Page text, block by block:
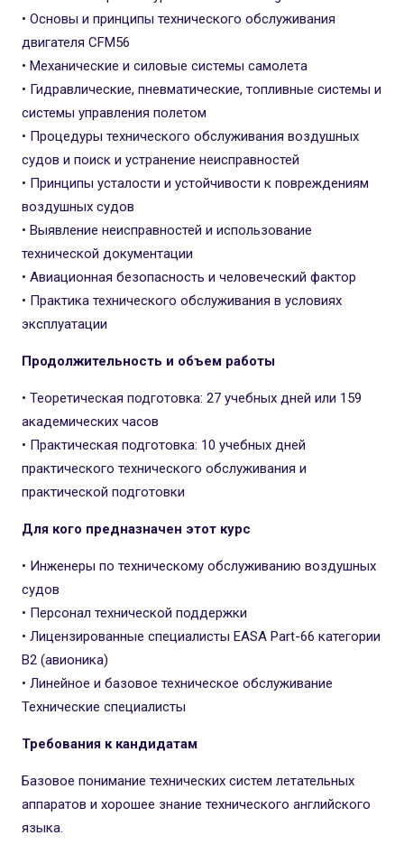
• Основы и принципы технического обслуживания
двигателя CFM56
• Механические и силовые системы самолета
• Гидравлические, пневматические, топливные системы и
системы управления полетом
• Процедуры технического обслуживания воздушных
судов и поиск и устранение неисправностей
• Принципы усталости и устойчивости к повреждениям
воздушных судов
• Выявление неисправностей и использование
технической документации
• Авиационная безопасность и человеческий фактор
• Практика технического обслуживания в условиях
эксплуатации
Продолжительность и объем работы
• Теоретическая подготовка: 27 учебных дней или 159
академических часов
• Практическая подготовка: 10 учебных дней
практического технического обслуживания и
практической подготовки
Для кого предназначен этот курс
• Инженеры по техническому обслуживанию воздушных
судов
• Персонал технической поддержки
• Лицензированные специалисты EASA Part-66 категории
B2 (авионика)
• Линейное и базовое техническое обслуживание
Технические специалисты
Требования к кандидатам
Базовое понимание технических систем летательных
аппаратов и хорошее знание технического английского
языка.